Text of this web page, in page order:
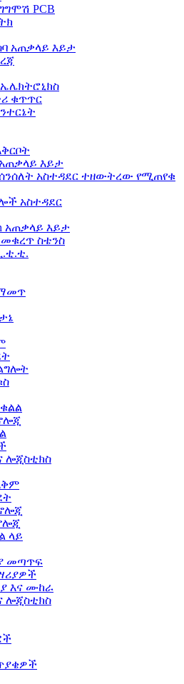
PCB
አጠቃላይ እይታ
ቁጥጥር
እይታ
ሰንሰለት አስተዳደር ተዘውትረው የሚጠየቁ
አስተዳደር
አጠቃላይ እይታ
ስቴንስ
ሎጂስቲክስ
ላይ
መጣጥፍ
እና ሙከራ
ሎጂስቲክስ